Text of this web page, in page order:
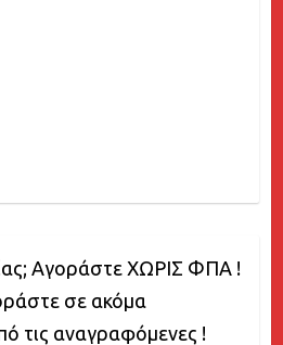
Αγοράστε ΧΩΡΙΣ ΦΠΑ !
σε ακόμα
τις αναγραφόμενες !